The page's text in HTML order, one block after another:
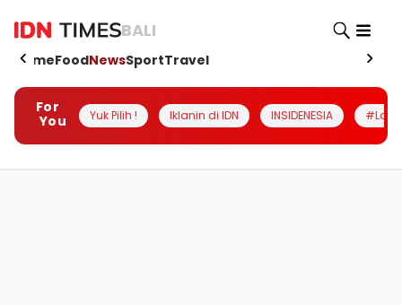
BALI
HomeFoodNewsSportTravel
For
You
Yuk Pilih ! Iklanin di IDN INSIDENESIA